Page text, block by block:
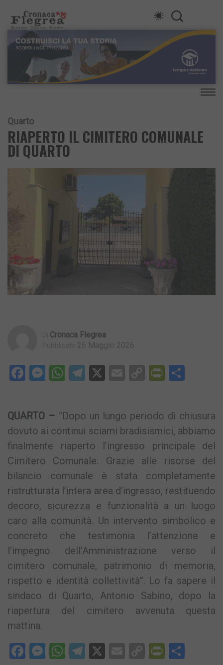
Quarto
RIAPERTO IL CIMITERO COMUNALE
DI QUARTO
Cronaca Flegrea
26 Maggio 2026
Facebook
Messenger
WhatsApp
Telegram
X EmailCopy
QUARTO – “Dopo un lungo periodo di chiusura
dovuto ai continui sciami bradisismici, abbiamo
finalmente riaperto l’ingresso principale del
Cimitero Comunale. Grazie alle risorse del
bilancio comunale è stata completamente
ristrutturata l’intera area d’ingresso, restituendo
decoro, sicurezza e funzionalità a un luogo
caro alla comunità. Un intervento simbolico e
concreto che testimonia l’attenzione e
l’impegno dell’Amministrazione verso il
cimitero comunale, patrimonio di memoria,
rispetto e identità collettività”. Lo fa sapere il
sindaco di Quarto, Antonio Sabino, dopo la
riapertura del cimitero avvenuta questa
mattina.
Facebook
Messenger
WhatsApp
Telegram
X EmailCopy